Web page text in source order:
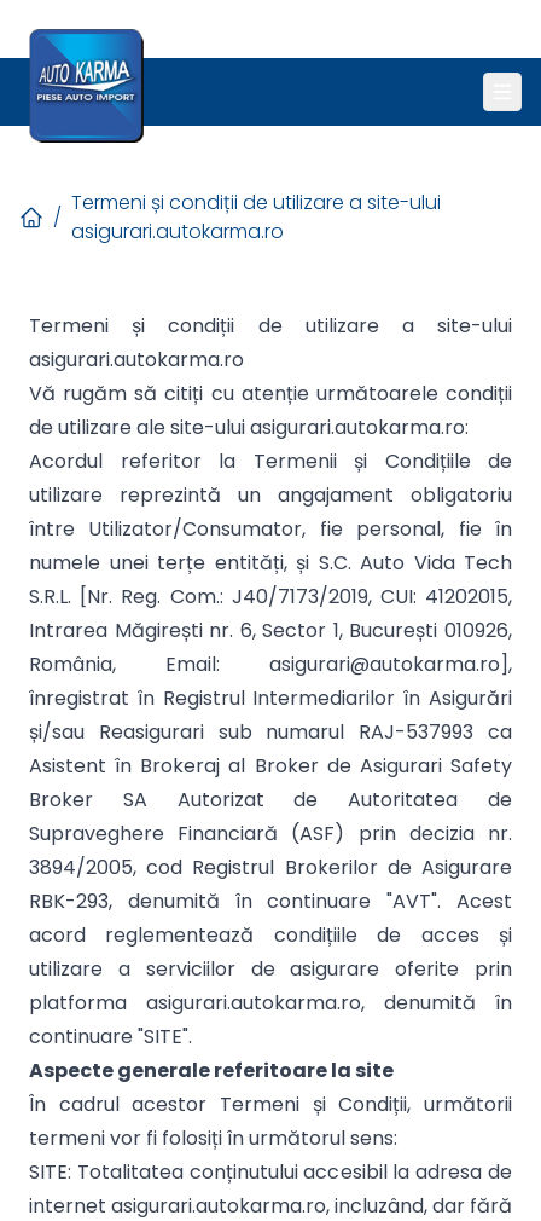
/
Termeni și condiții de utilizare a site-ului
asigurari.autokarma.ro
Termeni și condiții de utilizare a site-ului
asigurari.autokarma.ro
Vă rugăm să citiți cu atenție următoarele condiții
de utilizare ale site-ului asigurari.autokarma.ro:
Acordul referitor la Termenii și Condițiile de
utilizare reprezintă un angajament obligatoriu
între Utilizator/Consumator, fie personal, fie în
numele unei terțe entități, și S.C. Auto Vida Tech
S.R.L. [Nr. Reg. Com.: J40/7173/2019, CUI: 41202015,
Intrarea Măgirești nr. 6, Sector 1, București 010926,
România, Email: asigurari@autokarma.ro],
înregistrat în Registrul Intermediarilor în Asigurări
și/sau Reasigurari sub numarul RAJ-537993 ca
Asistent în Brokeraj al Broker de Asigurari Safety
Broker SA Autorizat de Autoritatea de
Supraveghere Financiară (ASF) prin decizia nr.
3894/2005, cod Registrul Brokerilor de Asigurare
RBK-293, denumită în continuare "AVT". Acest
acord reglementează condițiile de acces și
utilizare a serviciilor de asigurare oferite prin
platforma asigurari.autokarma.ro, denumită în
continuare "SITE".
Aspecte generale referitoare la site
În cadrul acestor Termeni și Condiții, următorii
termeni vor fi folosiți în următorul sens:
SITE: Totalitatea conținutului accesibil la adresa de
internet asigurari.autokarma.ro, incluzând, dar fără